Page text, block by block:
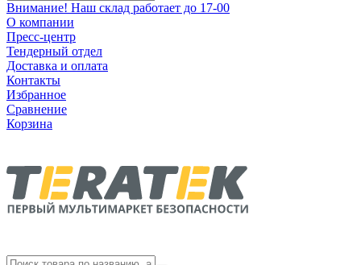
Внимание! Наш склад работает до 17-00
О компании
Пресс-центр
Тендерный отдел
Доставка и оплата
Контакты
Избранное
Сравнение
Корзина